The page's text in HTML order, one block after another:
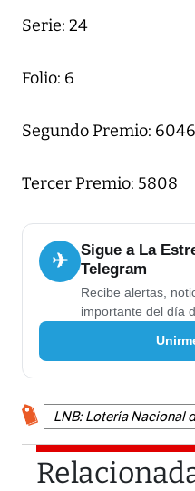
Serie: 24
Folio: 6
Segundo Premio: 6046
Tercer Premio: 5808
✈
Sigue a La
Telegram
Recibe alertas,
importante del día
LNB: Lotería Nacional